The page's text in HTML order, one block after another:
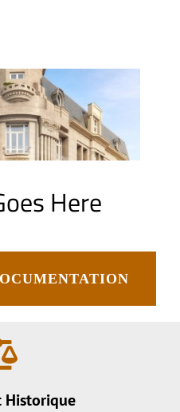
Here
Historique